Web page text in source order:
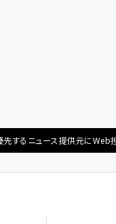
先するニュース提供元にWeb